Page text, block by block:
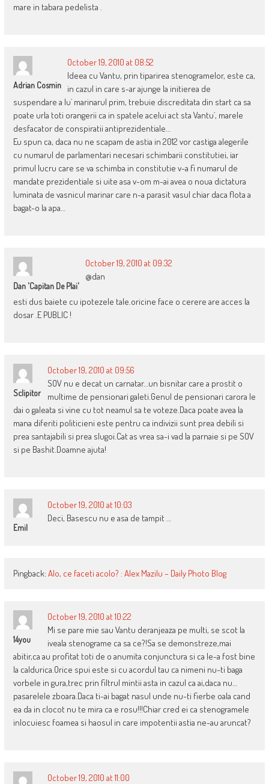
mare in tabara pedelista .
Adrian Cosmin
October 19, 2010 at 08:52
Ideea cu Vantu, prin tiparirea stenogramelor, este ca,
in cazul in care s-ar ajunge la initierea de
suspendare a lu` marinarul prim, trebuie discreditata din start ca sa
poate urla toti orangerii ca in spatele acelui act sta Vantu`, marele
desfacator de conspiratii antiprezidentiale…
Eu spun ca, daca nu ne scapam de astia in 2012 vor castiga alegerile
cu numarul de parlamentari necesari schimbarii constitutiei, iar
primul lucru care se va schimba in constitutie v-a fi numarul de
mandate prezidentiale si uite asa v-om m-ai avea o noua dictatura
luminata de vasnicul marinar care n-a parasit vasul chiar daca flota a
bagat-o la apa…
Dan 'capitan De Plai'
October 19, 2010 at 09:32
@dan
esti dus baiete cu ipotezele tale.oricine face o cerere are acces la
dosar .E PUBLIC !
Sclipitor
October 19, 2010 at 09:56
SOV nu e decat un carnatar…un bisnitar care a prostit o
multime de pensionari galeti.Genul de pensionari carora le
dai o galeata si vine cu tot neamul sa te voteze.Daca poate avea la
mana diferiti politicieni este pentru ca indivizii sunt prea debili si
prea santajabili si prea slugoi.Cat as vrea sa-i vad la parnaie si pe SOV
si pe Bashit.Doamne ajuta!
Emil
October 19, 2010 at 10:03
Deci, Basescu nu e asa de tampit …
Pingback: Alo, ce faceti acolo? : Alex Mazilu – Daily Photo Blog
14you
October 19, 2010 at 10:22
Mi se pare mie sau Vantu deranjeaza pe multi, se scot la
iveala stenograme ca sa ce?!Sa se demonstreze,mai
abitir,ca au profitat toti de o anumita conjunctura si ca le-a fost bine
la caldurica.Orice spui este si cu acordul tau ca nimeni nu-ti baga
vorbele in gura,trec prin filtrul mintii asta in cazul ca ai,daca nu…
pasarelele zboara.Daca ti-ai bagat nasul unde nu-ti fierbe oala cand
ea da in clocot nu te mira ca e rosu!!!Chiar cred ei ca stenogramele
inlocuiesc foamea si haosul in care impotentii astia ne-au aruncat?
October 19, 2010 at 11:00